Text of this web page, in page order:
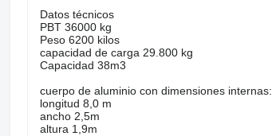
Datos técnicos
PBT 36000 kg
Peso 6200 kilos
capacidad de carga 29.800 kg
Capacidad 38m3
cuerpo de aluminio con dimensiones internas:
longitud 8,0 m
ancho 2,5m
altura 1,9m